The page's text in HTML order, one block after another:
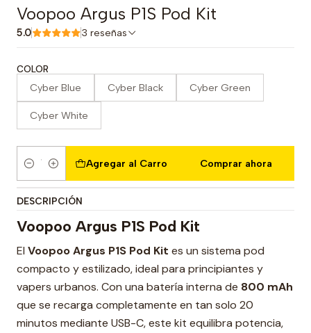
Voopoo Argus P1S Pod Kit
5.0 3 reseñas
COLOR
Cyber Blue Cyber Black Cyber Green
Cyber White
Cantidad
Agregar al Carro Comprar ahora
DESCRIPCIÓN
Voopoo Argus P1S Pod Kit
El Voopoo Argus P1S Pod Kit es un sistema pod
compacto y estilizado, ideal para principiantes y
vapers urbanos. Con una batería interna de 800 mAh
que se recarga completamente en tan solo 20
minutos mediante USB-C, este kit equilibra potencia,